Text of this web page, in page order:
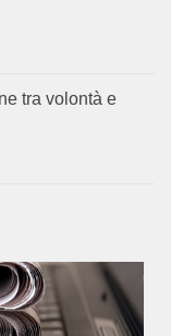
tra volontà e